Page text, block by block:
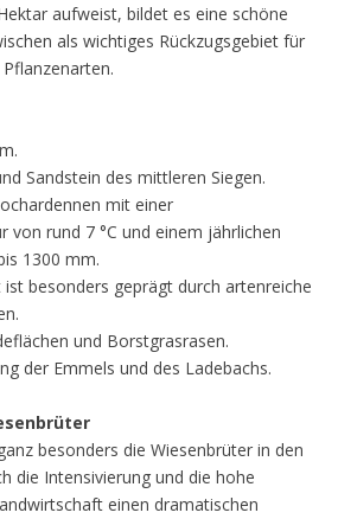
aufweist, bildet es eine schöne
als wichtiges Rückzugsgebiet für
Sandstein des mittleren Siegen.
mit einer
von rund 7 °C und einem jährlichen
1300 mm.
besonders geprägt durch artenreiche
und Borstgrasrasen.
der Emmels und des Ladebachs.
besonders die Wiesenbrüter in den
die Intensivierung und die hohe
einen dramatischen